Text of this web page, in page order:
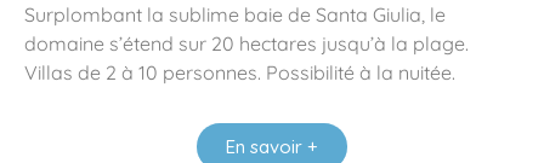
Surplombant la sublime baie de Santa Giulia, le
domaine s’étend sur 20 hectares jusqu’à la plage.
Villas de 2 à 10 personnes. Possibilité à la nuitée.
En savoir +